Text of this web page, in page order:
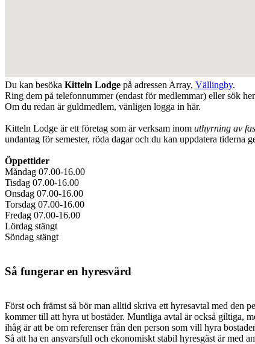
Du kan besöka Kitteln Lodge på adressen Array, Vällingby.
Ring dem på telefonnummer (endast för medlemmar) eller sök
Om du redan är guldmedlem, vänligen logga in här.
Kitteln Lodge är ett företag som är verksam inom uthyrning av
undantag för semester, röda dagar och du kan uppdatera tiderna
Öppettider
Måndag 07.00-16.00
Tisdag 07.00-16.00
Onsdag 07.00-16.00
Torsdag 07.00-16.00
Fredag 07.00-16.00
Lördag stängt
Söndag stängt
Så fungerar en hyresvärd
Först och främst så bör man alltid skriva ett hyresavtal med den
kommer till att hyra ut bostäder. Muntliga avtal är också giltiga,
ihåg är att be om referenser från den person som vill hyra
Så att ha en ansvarsfull och ekonomiskt stabil hyresgäst är